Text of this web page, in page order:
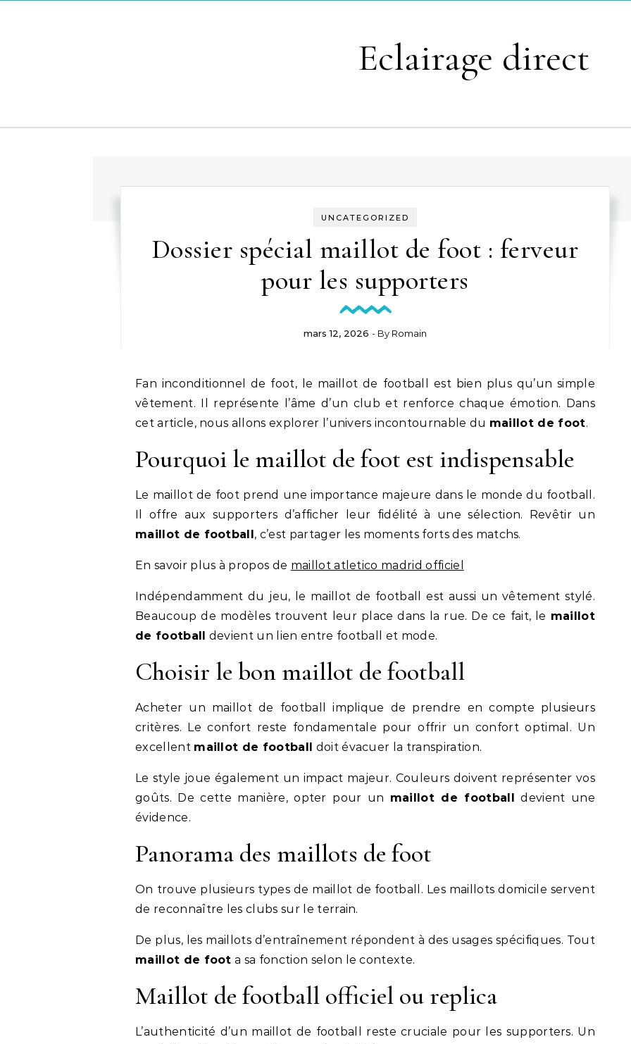
Eclairage direct
UNCATEGORIZED
Dossier spécial maillot de foot : ferveur
pour les supporters
mars 12, 2026 - By Romain
Fan inconditionnel de foot, le maillot de football est bien plus qu’un simple
vêtement. Il représente l’âme d’un club et renforce chaque émotion. Dans
cet article, nous allons explorer l’univers incontournable du maillot de foot.
Pourquoi le maillot de foot est indispensable
Le maillot de foot prend une importance majeure dans le monde du football.
Il offre aux supporters d’afficher leur fidélité à une sélection. Revêtir un
maillot de football, c’est partager les moments forts des matchs.
En savoir plus à propos de maillot atletico madrid officiel
Indépendamment du jeu, le maillot de football est aussi un vêtement stylé.
Beaucoup de modèles trouvent leur place dans la rue. De ce fait, le maillot
de football devient un lien entre football et mode.
Choisir le bon maillot de football
Acheter un maillot de football implique de prendre en compte plusieurs
critères. Le confort reste fondamentale pour offrir un confort optimal. Un
excellent maillot de football doit évacuer la transpiration.
Le style joue également un impact majeur. Couleurs doivent représenter vos
goûts. De cette manière, opter pour un maillot de football devient une
évidence.
Panorama des maillots de foot
On trouve plusieurs types de maillot de football. Les maillots domicile servent
de reconnaître les clubs sur le terrain.
De plus, les maillots d’entraînement répondent à des usages spécifiques. Tout
maillot de foot a sa fonction selon le contexte.
Maillot de football officiel ou replica
L’authenticité d’un maillot de football reste cruciale pour les supporters. Un